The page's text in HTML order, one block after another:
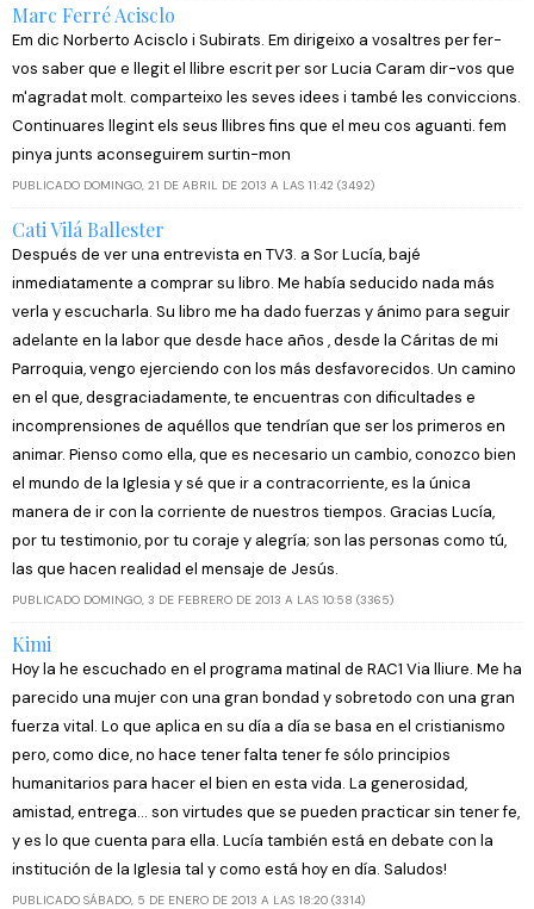
Marc Ferré Acisclo
Em dic Norberto Acisclo i Subirats. Em dirigeixo a vosaltres per fer-
vos saber que e llegit el llibre escrit per sor Lucia Caram dir-vos que
m'agradat molt. comparteixo les seves idees i també les conviccions.
Continuares llegint els seus llibres fins que el meu cos aguanti. fem
pinya junts aconseguirem surtin-mon
PUBLICADO DOMINGO, 21 DE ABRIL DE 2013 A LAS 11:42 (3492)
Cati Vilá Ballester
Después de ver una entrevista en TV3. a Sor Lucía, bajé
inmediatamente a comprar su libro. Me había seducido nada más
verla y escucharla. Su libro me ha dado fuerzas y ánimo para seguir
adelante en la labor que desde hace años , desde la Cáritas de mi
Parroquia, vengo ejerciendo con los más desfavorecidos. Un camino
en el que, desgraciadamente, te encuentras con dificultades e
incomprensiones de aquéllos que tendrían que ser los primeros en
animar. Pienso como ella, que es necesario un cambio, conozco bien
el mundo de la Iglesia y sé que ir a contracorriente, es la única
manera de ir con la corriente de nuestros tiempos. Gracias Lucía,
por tu testimonio, por tu coraje y alegría; son las personas como tú,
las que hacen realidad el mensaje de Jesús.
PUBLICADO DOMINGO, 3 DE FEBRERO DE 2013 A LAS 10:58 (3365)
Kimi
Hoy la he escuchado en el programa matinal de RAC1 Via lliure. Me ha
parecido una mujer con una gran bondad y sobretodo con una gran
fuerza vital. Lo que aplica en su día a día se basa en el cristianismo
pero, como dice, no hace tener falta tener fe sólo principios
humanitarios para hacer el bien en esta vida. La generosidad,
amistad, entrega... son virtudes que se pueden practicar sin tener fe,
y es lo que cuenta para ella. Lucía también está en debate con la
institución de la Iglesia tal y como está hoy en día. Saludos!
PUBLICADO SÁBADO, 5 DE ENERO DE 2013 A LAS 18:20 (3314)